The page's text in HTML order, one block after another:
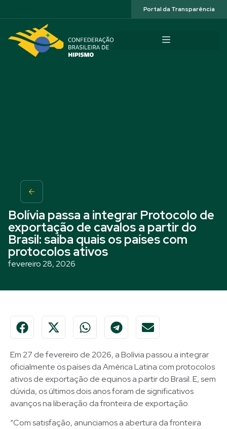
Portal da Transparência
Bolívia passa a integrar Protocolo de
exportação de cavalos a partir do
Brasil: saiba quais os países com
protocolos ativos
fevereiro 28, 2026
Em 27 de fevereiro de 2026, a Bolívia passou a integrar
oficialmente os países da América Latina com protocolos
ativos de exportação de equinos a partir do Brasil. E, sem
dúvida, os últimos dois anos foram de significativos
avanços na liberação da fronteira de exportação.
“Com satisfação, anunciamos a abertura da fronteira